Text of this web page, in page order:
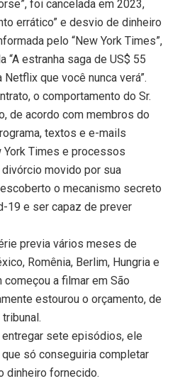
foi cancelada em 2023,
errático” e desvio de dinheiro
pelo “New York Times”,
“A estranha saga de US$ 55
que você nunca verá”.
o comportamento do Sr.
de acordo com membros do
textos e e-mails
Times e processos
movido por sua
o mecanismo secreto
19 e ser capaz de prever
previa vários meses de
Romênia, Berlim, Hungria e
começou a filmar em São
estourou o orçamento, de
sete episódios, ele
só conseguiria completar
dinheiro fornecido.